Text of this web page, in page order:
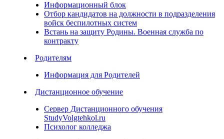
Информационный блок
Отбор кандидатов на должности в подразделения
войск беспилотных систем
Встань на защиту Родины. Военная служба по
контракту
Родителям
Информация для Родителей
Дистанционное обучение
Сервер Дистанционного обучения
StudyVolgtehkol.ru
Психолог колледжа